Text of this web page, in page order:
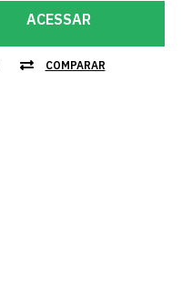
ACESSAR
COMPARAR